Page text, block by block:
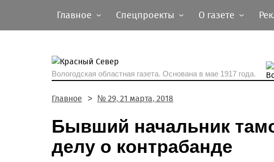
Главное Спецпроекты О газете
Вологодская областная газета. Основана в мае 1917 года.
Главное № 29, 21 марта, 2018
Бывший начальник
делу о контрабанде